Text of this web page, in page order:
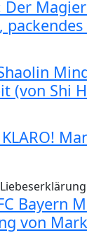
Der
(von Shi
Bayern
von